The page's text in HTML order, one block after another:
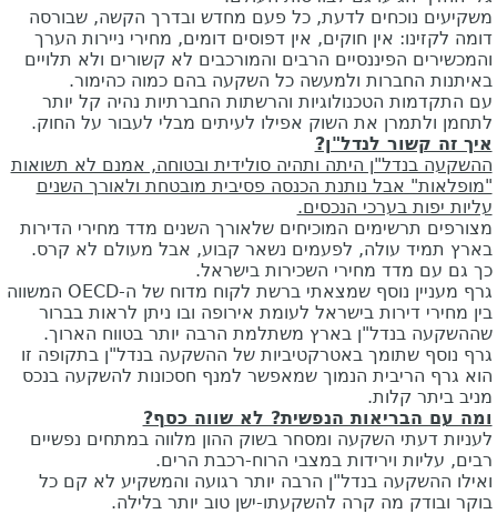
משקיעים נוכחים לדעת, כל פעם מחדש ובדרך הקשה, שבורסה
דומה לקזינו: אין חוקים, אין דפוסים דומים, מחירי ניירות הערך
והמכשירים הפיננסיים הרבים והמורכבים לא קשורים ולא תלויים
באיתנות החברות ולמעשה כל השקעה בהם כמוה כהימור.
עם התקדמות הטכנולוגיות והרשתות החברתיות נהיה קל יותר
לתחמן ולתמרן את השוק אפילו לעיתים מבלי לעבור על החוק.
איך זה קשור לנדל"ן?
ההשקעה בנדל"ן היתה ותהיה סולידית ובטוחה, אמנם לא תשואות
"מופלאות" אבל נותנת הכנסה פסיבית מובטחת ולאורך השנים
עליות יפות בערכי הנכסים.
מצורפים תרשימים המוכיחים שלאורך השנים מדד מחירי הדירות
בארץ תמיד עולה, לפעמים נשאר קבוע, אבל מעולם לא קרס.
כך גם עם מדד מחירי השכירות בישראל.
גרף מעניין נוסף שמצאתי ברשת לקוח מדוח של ה-OECD המשווה
בין מחירי דירות בישראל לעומת אירופה ובו ניתן לראות בברור
שההשקעה בנדל"ן בארץ משתלמת הרבה יותר בטווח הארוך.
גרף נוסף שתומך באטרקטיביות של ההשקעה בנדל"ן בתקופה זו
הוא גרף הריבית הנמוך שמאפשר למנף חסכונות להשקעה בנכס
מניב ביתר קלות.
ומה עם הבריאות הנפשית? לא שווה כסף?
לעניות דעתי השקעה ומסחר בשוק ההון מלווה במתחים נפשיים
רבים, עליות וירידות במצבי הרוח-רכבת הרים.
ואילו ההשקעה בנדל"ן הרבה יותר רגועה והמשקיע לא קם כל
בוקר ובודק מה קרה להשקעתו-ישן טוב יותר בלילה.